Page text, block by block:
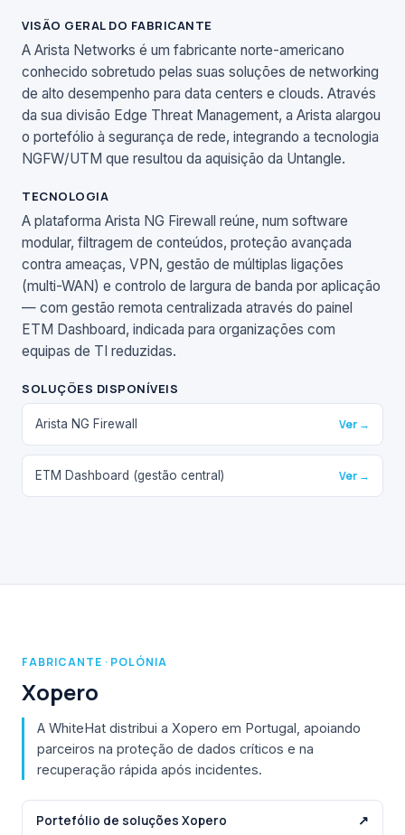
VISÃO GERAL DO FABRICANTE
A Arista Networks é um fabricante norte-americano
conhecido sobretudo pelas suas soluções de networking
de alto desempenho para data centers e clouds. Através
da sua divisão Edge Threat Management, a Arista alargou
o portefólio à segurança de rede, integrando a tecnologia
NGFW/UTM que resultou da aquisição da Untangle.
TECNOLOGIA
A plataforma Arista NG Firewall reúne, num software
modular, filtragem de conteúdos, proteção avançada
contra ameaças, VPN, gestão de múltiplas ligações
(multi-WAN) e controlo de largura de banda por aplicação
— com gestão remota centralizada através do painel
ETM Dashboard, indicada para organizações com
equipas de TI reduzidas.
SOLUÇÕES DISPONÍVEIS
Arista NG Firewall Ver →
ETM Dashboard (gestão central) Ver →
FABRICANTE · POLÓNIA
Xopero
A WhiteHat distribui a Xopero em Portugal, apoiando
parceiros na proteção de dados críticos e na
recuperação rápida após incidentes.
Portefólio de soluções Xopero ↗